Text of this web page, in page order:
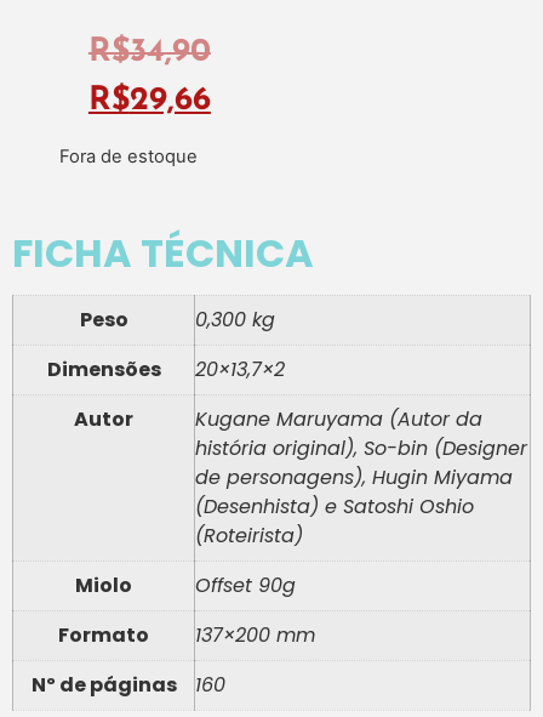
R$34,90
R$29,66
Fora de estoque
FICHA TÉCNICA
Peso
0,300 kg
Dimensões
20×13,7×2
Autor
Kugane Maruyama (Autor da
história original), So-bin (Designer
de personagens), Hugin Miyama
(Desenhista) e Satoshi Oshio
(Roteirista)
Miolo
Offset 90g
Formato
137×200 mm
Nº de páginas
160